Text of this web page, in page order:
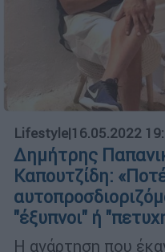
Lifestyle|16.05.2022
Δημήτρης
Καπουτζίδη:
"έξυπνοι" ή
Η ανάρτηση που